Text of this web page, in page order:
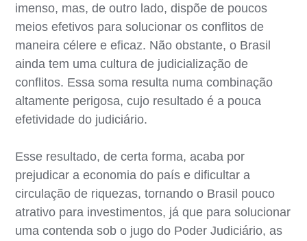
imenso, mas, de outro lado, dispõe de poucos
meios efetivos para solucionar os conflitos de
maneira célere e eficaz. Não obstante, o Brasil
ainda tem uma cultura de judicialização de
conflitos. Essa soma resulta numa combinação
altamente perigosa, cujo resultado é a pouca
efetividade do judiciário.
Esse resultado, de certa forma, acaba por
prejudicar a economia do país e dificultar a
circulação de riquezas, tornando o Brasil pouco
atrativo para investimentos, já que para solucionar
uma contenda sob o jugo do Poder Judiciário, as